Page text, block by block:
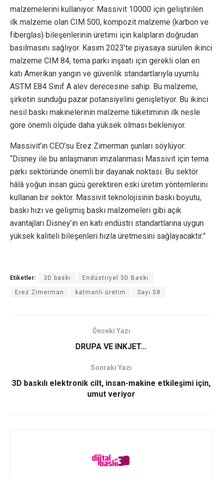
malzemelerini kullanıyor. Massivit 10000 için geliştirilen
ilk malzeme olan CIM 500, kompozit malzeme (karbon ve
fiberglas) bileşenlerinin üretimi için kalıpların doğrudan
basılmasını sağlıyor. Kasım 2023’te piyasaya sürülen ikinci
malzeme CIM 84, tema parkı inşaatı için gerekli olan en
katı Amerikan yangın ve güvenlik standartlarıyla uyumlu
ASTM E84 Sınıf A alev derecesine sahip. Bu malzeme,
şirketin sunduğu pazar potansiyelini genişletiyor. Bu ikinci
nesil baskı makinelerinin malzeme tüketiminin ilk nesle
göre önemli ölçüde daha yüksek olması bekleniyor.
Massivit’in CEO’su Erez Zimerman şunları söylüyor:
“Disney ile bu anlaşmanın imzalanması Massivit için tema
parkı sektöründe önemli bir dayanak noktası. Bu sektör
hâlâ yoğun insan gücü gerektiren eski üretim yöntemlerini
kullanan bir sektör. Massivit teknolojisinin baskı boyutu,
baskı hızı ve gelişmiş baskı malzemeleri gibi açık
avantajları Disney’in en katı endüstri standartlarına uygun
yüksek kaliteli bileşenleri hızla üretmesini sağlayacaktır.”
Etiketler: 3D baskı Endüstriyel 3D Baskı
Erez Zimerman katmanlı üretim Sayı 58
Önceki Yazı
DRUPA VE INKJET…
Sonraki Yazı
3D baskılı elektronik cilt, insan-makine etkileşimi için,
umut veriyor